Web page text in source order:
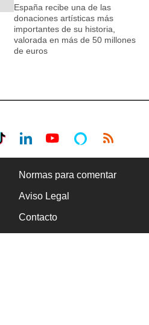
España recibe una de las
donaciones artísticas más
importantes de su historia,
valorada en más de 50 millones
de euros
Normas para comentar
Aviso Legal
Contacto